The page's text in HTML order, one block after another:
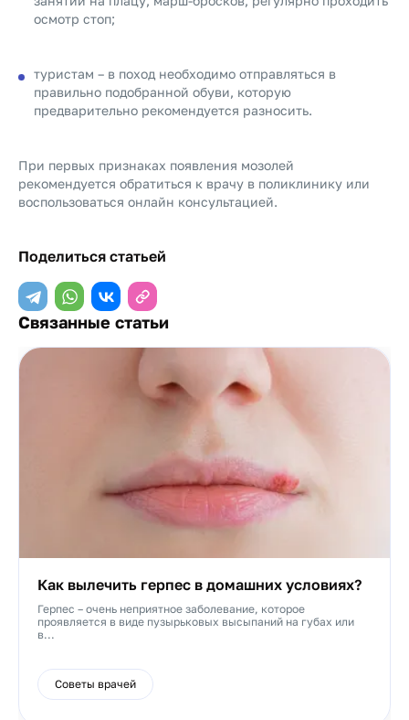
осмотр стоп;
туристам – в поход необходимо отправляться в
правильно подобранной обуви, которую
предварительно рекомендуется разносить.
При первых признаках появления мозолей
рекомендуется обратиться к врачу в поликлинику или
воспользоваться онлайн консультацией.
Поделиться статьей
Связанные статьи
Как вылечить герпес в домашних условиях?
Герпес – очень неприятное заболевание, которое
проявляется в виде пузырьковых высыпаний на губах или
в...
Советы врачей